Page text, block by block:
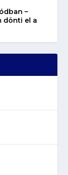
–
dönti el a